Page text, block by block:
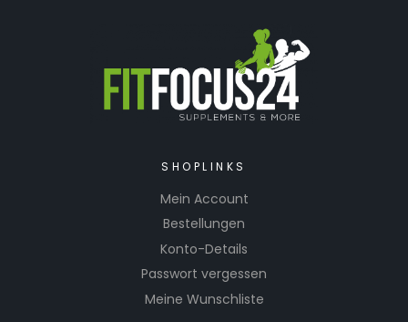
SHOPLINKS
Mein Account
Bestellungen
Konto-Details
Passwort vergessen
Meine Wunschliste